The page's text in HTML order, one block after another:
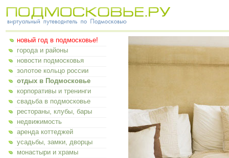
новый год в подмосковье!
города и районы
новости подмосковья
золотое кольцо россии
отдых в Подмосковье
корпоративы и тренинги
свадьба в подмосковье
рестораны, клубы, бары
недвижимость
аренда коттеджей
усадьбы, замки, дворцы
монастыри и храмы